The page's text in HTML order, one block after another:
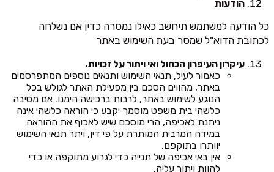
הודעות
כל הודעה למשתמש תיחשב כאילו נמסרה כדין אם נשלחה
לכתובת הדוא"ל שמסר בעת השימוש באתר
עיקרון העיפרון הכחול ואי ויתור על זכויות.
כאמור לעיל, תנאי השימוש ותנאים נוספים המתפרסמים
באתר, מהווים הסכם בין מפעילת האתר לגולש בכל
הנוגע לשימוש באתר, לרבות ברכישה הימנו. אם מסיבה
כלשהי בית משפט מוסמך יקבע כי הוראה כלשהי אינה
ניתנת לאכיפה, הרי מוסכם שיש לאכוף את ההוראה
במידה המרבית המותרת על פי דין, ויתר תנאי השימוש
יוותרו בתוקפם.
אין באי אכיפה של תנייה כדי לגרוע מתוקפה או כדי
להוות ויתור עליה.